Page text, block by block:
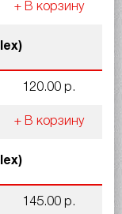
+ В корзину
120.00 р.
+ В корзину
145.00 р.